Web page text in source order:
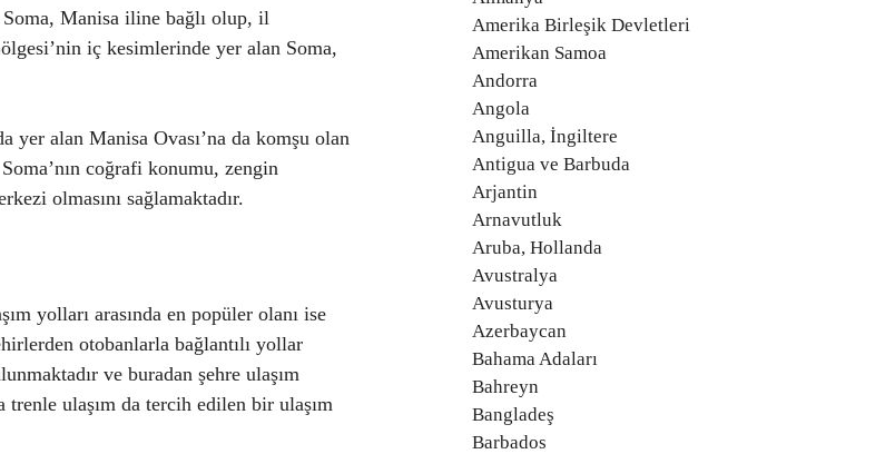
Manisa iline bağlı olup, il
iç kesimlerinde yer alan Soma,
yer alan Manisa Ovası’na da komşu olan
coğrafi konumu, zengin
olmasını sağlamaktadır.
yolları arasında en popüler olanı ise
otobanlarla bağlantılı yollar
ve buradan şehre ulaşım
ulaşım da tercih edilen bir ulaşım
Amerika Birleşik Devletleri
Amerikan Samoa
Andorra
Angola
Anguilla, İngiltere
Antigua ve Barbuda
Arjantin
Arnavutluk
Aruba, Hollanda
Avustralya
Avusturya
Azerbaycan
Bahama Adaları
Bahreyn
Bangladeş
Barbados